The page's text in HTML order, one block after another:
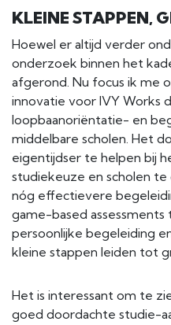
KLEINE STAPPEN,
Hoewel er altijd verder
onderzoek binnen het
afgerond. Nu focus ik me
innovatie voor IVY Works
loopbaanoriëntatie- en
middelbare scholen. Het
eigentijdser te helpen bij
studiekeuze en scholen
nóg effectievere
game-based
persoonlijke begeleiding
kleine stappen leiden tot
Het is interessant om te
goed doordachte studie-